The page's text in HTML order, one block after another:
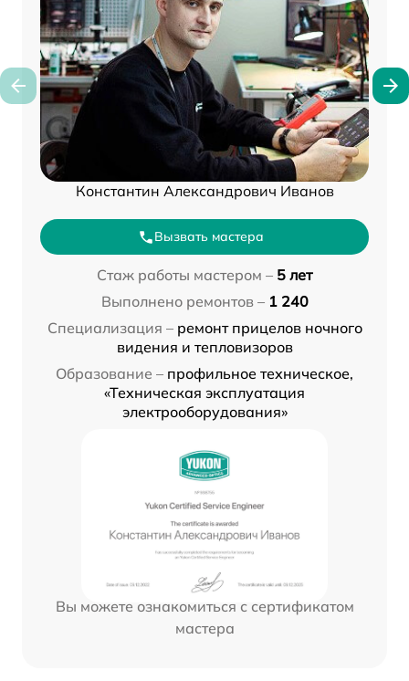
Константин Александрович Иванов
Вызвать мастера
Стаж работы мастером – 5 лет
Выполнено ремонтов – 1 240
Специализация – ремонт прицелов ночного
видения и тепловизоров
Образование – профильное техническое,
«Техническая эксплуатация
электрооборудования»
Вы можете ознакомиться с сертификатом
мастера